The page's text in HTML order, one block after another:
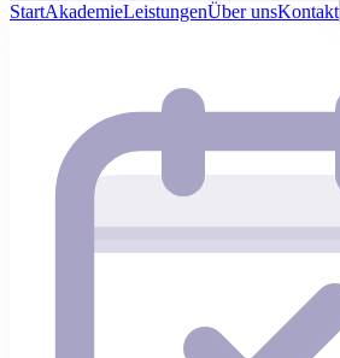
StartAkademieLeistungenÜber unsKontakt